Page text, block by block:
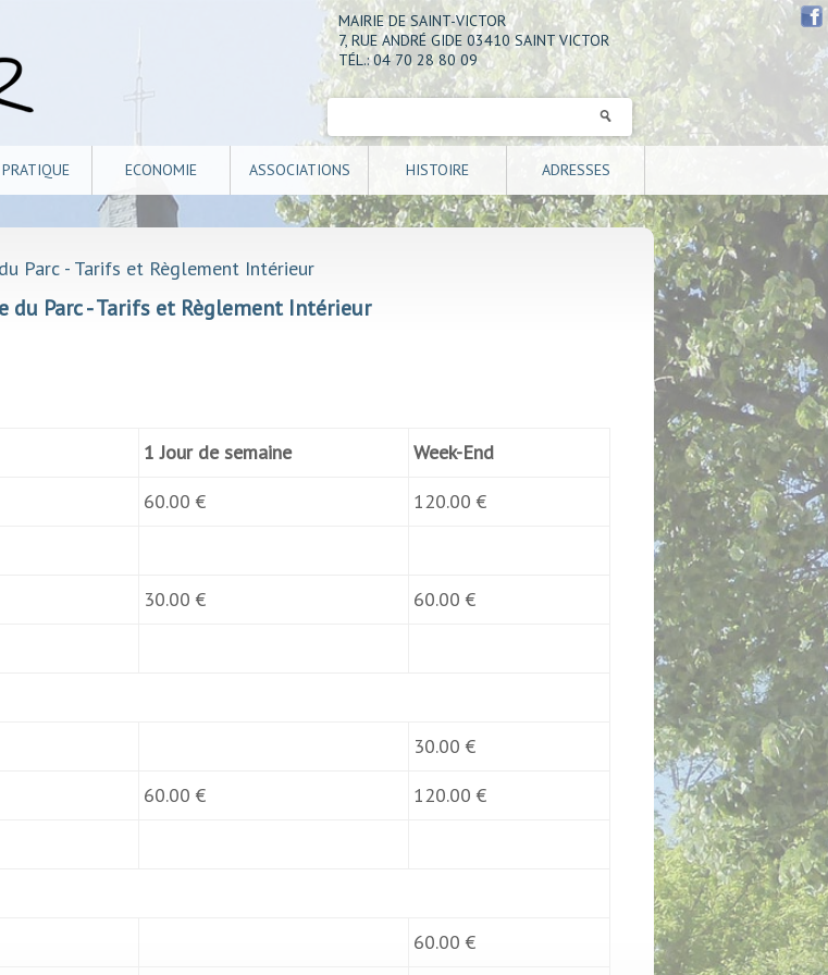
MAIRIE DE SAINT-VICTOR
7, RUE ANDRÉ GIDE 03410 SAINT VICTOR
TÉL.: 04 70 28 80 09
ECONOMIE ASSOCIATIONS HISTOIRE ADRESSES
Parc - Tarifs et Règlement Intérieur
du Parc - Tarifs et Règlement Intérieur
1 Jour de semaine
Week-End
60.00 € 120.00 €
30.00 € 60.00 €
30.00 €
60.00 € 120.00 €
60.00 €